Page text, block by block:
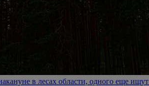
в лесах области, одного еще ищут